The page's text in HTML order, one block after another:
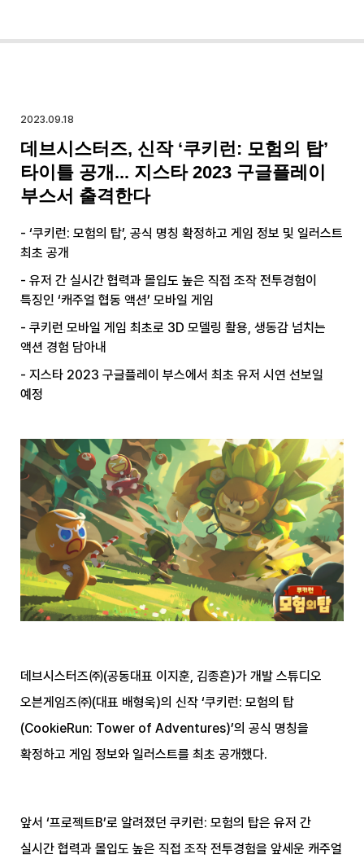
2023.09.18
데브시스터즈, 신작 ‘쿠키런: 모험의 탑’
타이틀 공개... 지스타 2023 구글플레이
부스서 출격한다
- ‘쿠키런: 모험의 탑’, 공식 명칭 확정하고 게임 정보 및 일러스트
최초 공개
- 유저 간 실시간 협력과 몰입도 높은 직접 조작 전투경험이
특징인 ‘캐주얼 협동 액션’ 모바일 게임
- 쿠키런 모바일 게임 최초로 3D 모델링 활용, 생동감 넘치는
액션 경험 담아내
- 지스타 2023 구글플레이 부스에서 최초 유저 시연 선보일
예정
데브시스터즈㈜(공동대표 이지훈, 김종흔)가 개발 스튜디오
오븐게임즈㈜(대표 배형욱)의 신작 ‘쿠키런: 모험의 탑
(CookieRun: Tower of Adventures)’의 공식 명칭을
확정하고 게임 정보와 일러스트를 최초 공개했다.
앞서 ‘프로젝트B’로 알려졌던 쿠키런: 모험의 탑은 유저 간
실시간 협력과 몰입도 높은 직접 조작 전투경험을 앞세운 캐주얼